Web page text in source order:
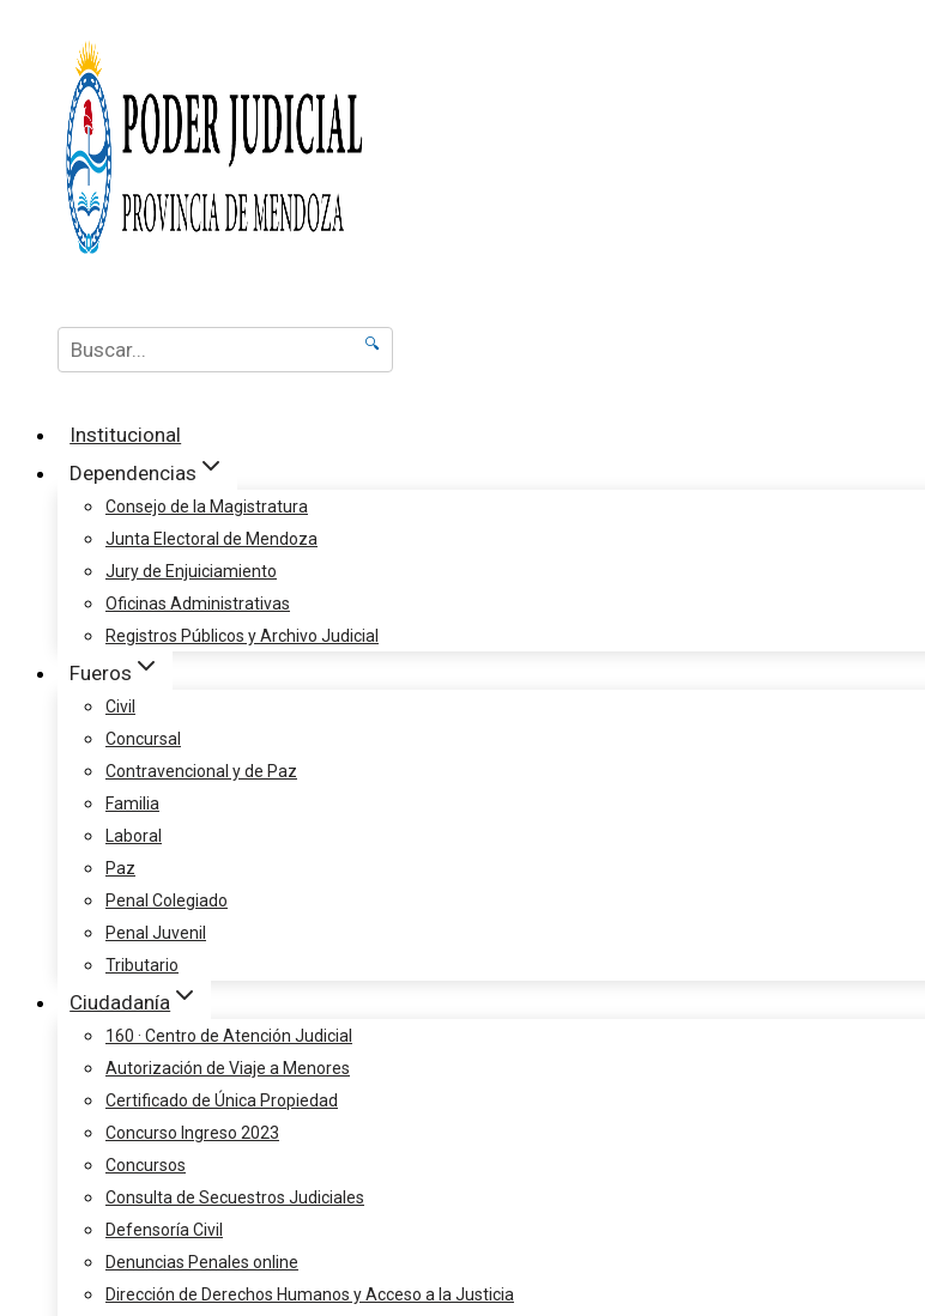
🔍
Institucional
Dependencias
Consejo de la Magistratura
Junta Electoral de Mendoza
Jury de Enjuiciamiento
Oficinas Administrativas
Registros Públicos y Archivo Judicial
Fueros
Civil
Concursal
Contravencional y de Paz
Familia
Laboral
Paz
Penal Colegiado
Penal Juvenil
Tributario
Ciudadanía
160 · Centro de Atención Judicial
Autorización de Viaje a Menores
Certificado de Única Propiedad
Concurso Ingreso 2023
Concursos
Consulta de Secuestros Judiciales
Defensoría Civil
Denuncias Penales online
Dirección de Derechos Humanos y Acceso a la Justicia